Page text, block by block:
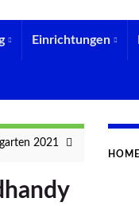
Einrichtungen
2021